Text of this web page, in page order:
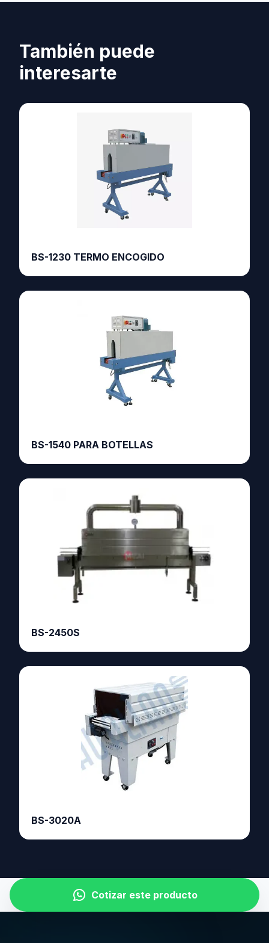
También puede
interesarte
BS-1230 TERMO ENCOGIDO
BS-1540 PARA BOTELLAS
BS-2450S
BS-3020A
Cotizar este producto